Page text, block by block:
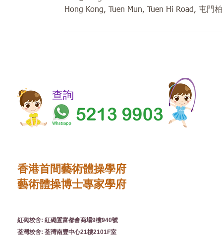
Hong Kong, Tuen Mun, Tuen Hi Road, 屯門
​​查詢
香港首間藝術體操學府
藝術體操博士專家學府
紅磡校舍: 紅磡置富都會商場9樓940號
荃灣校舍: 荃灣南豐中心21樓2101F室